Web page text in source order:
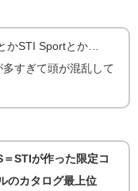
かSTI Sportとか…
すぎて頭が混乱して
＝STIが作った限定コ
のカタログ最上位